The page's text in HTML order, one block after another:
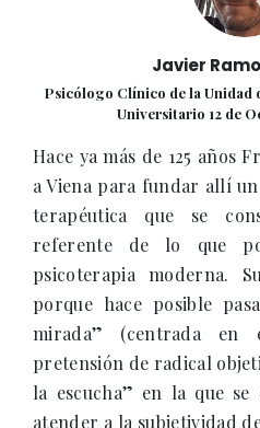
Javier
Psicólogo Clínico de la Unidad
Universitario 12 de
Hace ya más de 125 años
a Viena para fundar allí
terapéutica que se
referente de lo que
psicoterapia moderna.
porque hace posible
mirada” (centrada en
pretensión de radical
la escucha” en la que
atender a la subjetividad